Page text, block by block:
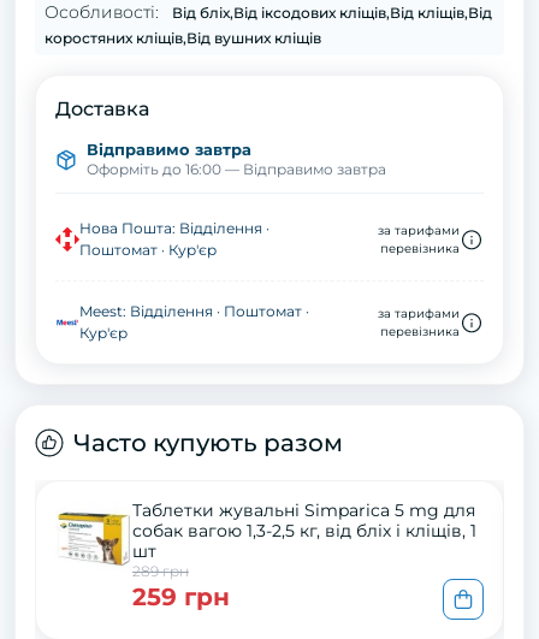
Особливості:
Від бліх,Від іксодових кліщів,Від кліщів,Від
коростяних кліщів,Від вушних кліщів
Доставка
Відправимо завтра
Оформіть до 16:00 — Відправимо завтра
Нова Пошта: Відділення ·
Поштомат · Кур'єр
за тарифами
перевізника
Meest: Відділення · Поштомат ·
Кур'єр
за тарифами
перевізника
Часто купують разом
Таблетки жувальні Simparica 5 mg для
собак вагою 1,3-2,5 кг, від бліх і кліщів, 1
шт
289 грн
259 грн